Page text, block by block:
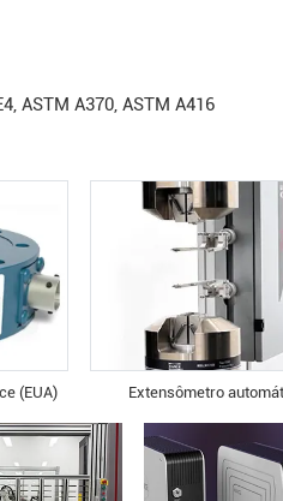
ASTM A370, ASTM A416
(EUA) Extensômetro